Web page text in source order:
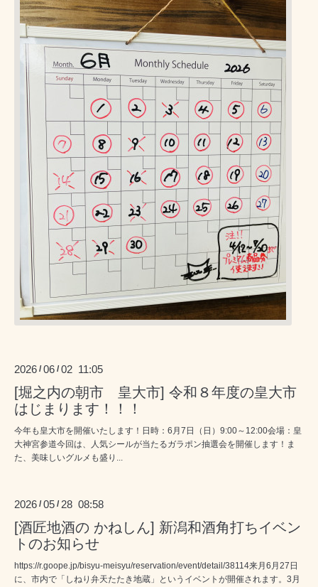
2026 /06 /02 11:05
[堀之内の朝市 皇大市] 令和８年度の皇大市
はじまります！！！
今年も皇大市を開催いたします！日時：6月7日（日）9:00～12:00会場：皇
大神宮参道今回は、人気シールが当たるガラポン抽選会を開催します！ま
た、美味しいグルメも盛り...
2026 /05 / 28 08:58
[酒匠地酒の かねしん] 新潟和酒角打ちイベン
トのお知らせ
https://r.goope.jp/bisyu-meisyu/reservation/event/detail/38114来月6月27日
に、市内で「しねり弁天たたき地蔵」というイベントが開催されます。3月